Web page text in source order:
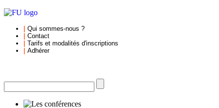
Qui sommes-nous ?
Contact
Tarifs et modalités d'inscriptions
Adhérer